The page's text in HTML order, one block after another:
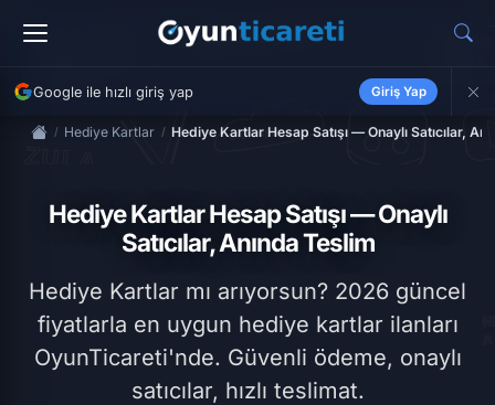
Google ile hızlı giriş yap Giriş Yap
Hediye Kartlar Hediye Kartlar Hesap Satışı — Onaylı Satıcılar,
Hediye Kartlar Hesap Satışı — Onaylı
Satıcılar, Anında Teslim
Hediye Kartlar mı arıyorsun? 2026 güncel
fiyatlarla en uygun hediye kartlar ilanları
OyunTicareti'nde. Güvenli ödeme, onaylı
satıcılar, hızlı teslimat.